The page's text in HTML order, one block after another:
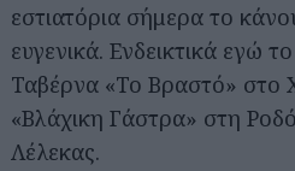
εστιατόρια σήμερα το
ευγενικά. Ενδεικτικά εγώ
Ταβέρνα «Το Βραστό» στο
«Βλάχικη Γάστρα» στη
Λέλεκας.